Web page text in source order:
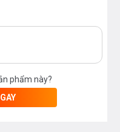
phẩm này?